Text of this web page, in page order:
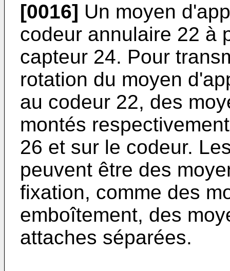
[0016] Un moyen
codeur annulaire 22 à
capteur 24. Pour
rotation du moyen
au codeur 22, des
montés
26 et sur le codeur.
peuvent être des
fixation, comme des
emboîtement, des
attaches séparées.